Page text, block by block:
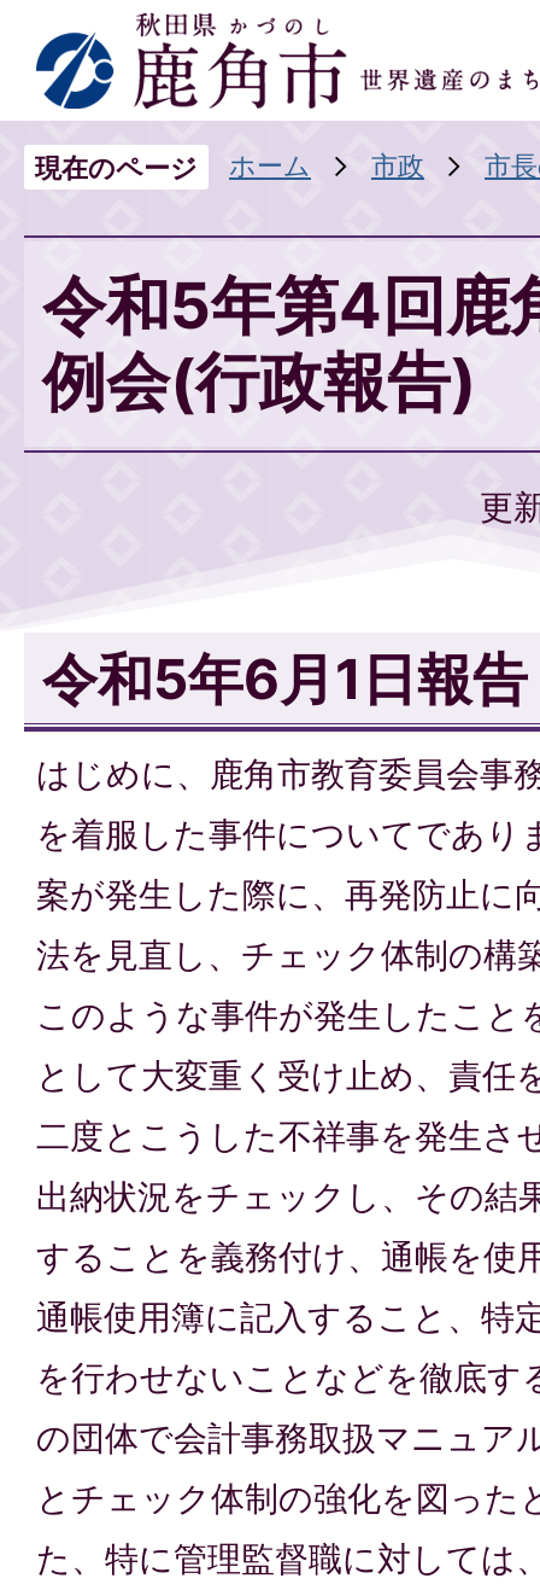
現在のページ ホーム 市政 市
令和5年第4回鹿
例会(行政報告)
更
令和5年6月1日報告
はじめに、鹿角市教育委員会事
を着服した事件についてであり
案が発生した際に、再発防止に
法を見直し、チェック体制の構
このような事件が発生したこと
として大変重く受け止め、責任
二度とこうした不祥事を発生さ
出納状況をチェックし、その結
することを義務付け、通帳を使
通帳使用簿に記入すること、特
を行わせないことなどを徹底す
の団体で会計事務取扱マニュア
とチェック体制の強化を図った
た、特に管理監督職に対しては